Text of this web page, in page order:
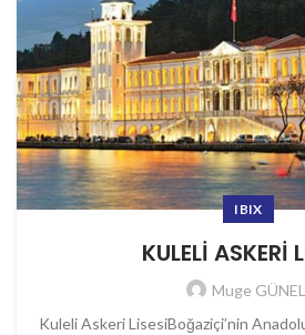
IBIX
KULELİ ASKERİ
Muge GÜNEL
Kuleli Askeri LisesiBoğaziçi’nin